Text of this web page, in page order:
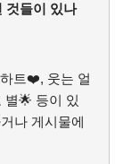
것들이 있나
트❤️, 웃는 얼
🌟 등이 있
나 게시물에